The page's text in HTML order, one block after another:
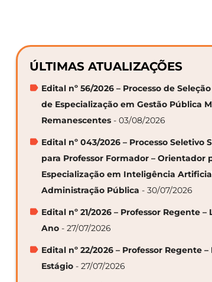
ÚLTIMAS ATUALIZAÇÕES
Edital nº 56/2026 – Processo de
de Especialização em Gestão Pública
Remanescentes - 03/08/2026
Edital nº 043/2026 – Processo
para Professor Formador – Orientador
Especialização em Inteligência
Administração Pública - 30/07/2026
Edital nº 21/2026 – Professor Regente
Ano - 27/07/2026
Edital nº 22/2026 – Professor Regente
Estágio - 27/07/2026